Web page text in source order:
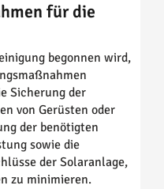
für die
begonnen wird,
Sicherung der
von Gerüsten oder
der benötigten
sowie die
der Solaranlage,
zu minimieren.